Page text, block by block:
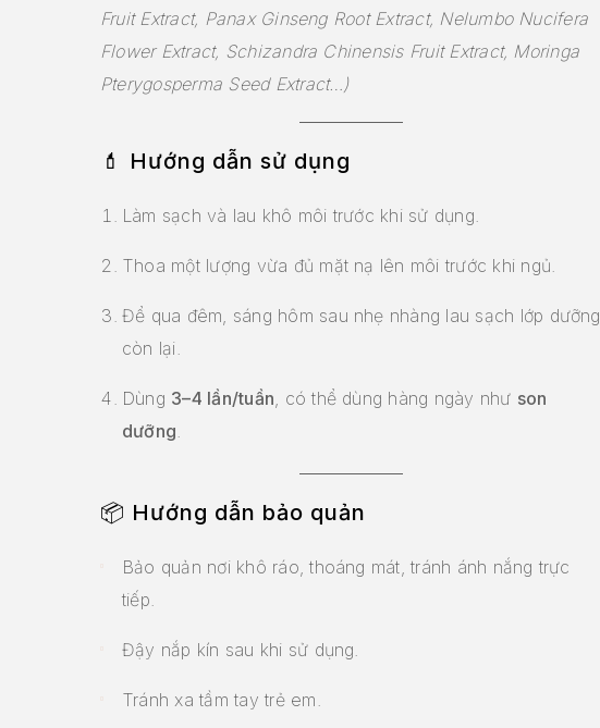
Fruit Extract, Panax Ginseng Root Extract, Nelumbo Nucifera
Flower Extract, Schizandra Chinensis Fruit Extract, Moringa
Pterygosperma Seed Extract…)
💄 Hướng dẫn sử dụng
Làm sạch và lau khô môi trước khi sử dụng.
Thoa một lượng vừa đủ mặt nạ lên môi trước khi ngủ.
Để qua đêm, sáng hôm sau nhẹ nhàng lau sạch lớp dưỡng
còn lại.
Dùng 3–4 lần/tuần , có thể dùng hàng ngày như son
dưỡng
📦 Hướng dẫn bảo quản
Bảo quản nơi khô ráo, thoáng mát, tránh ánh nắng trực
tiếp.
Đậy nắp kín sau khi sử dụng.
Tránh xa tầm tay trẻ em.